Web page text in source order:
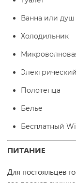
Ванна или душ
Холодильник
Полотенца
Белье
Бесплатный
ПИТАНИЕ
Для постояльцев